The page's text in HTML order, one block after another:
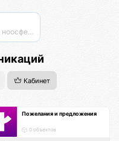
Cимулятор ноосферы
Кабинет
Пожелания и предложения
0 объектов